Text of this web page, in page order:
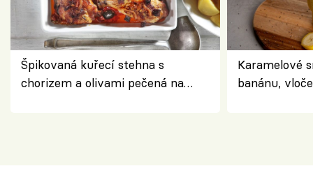
Špikovaná kuřecí stehna s
chorizem a olivami pečená na
Karamelové
banánu,